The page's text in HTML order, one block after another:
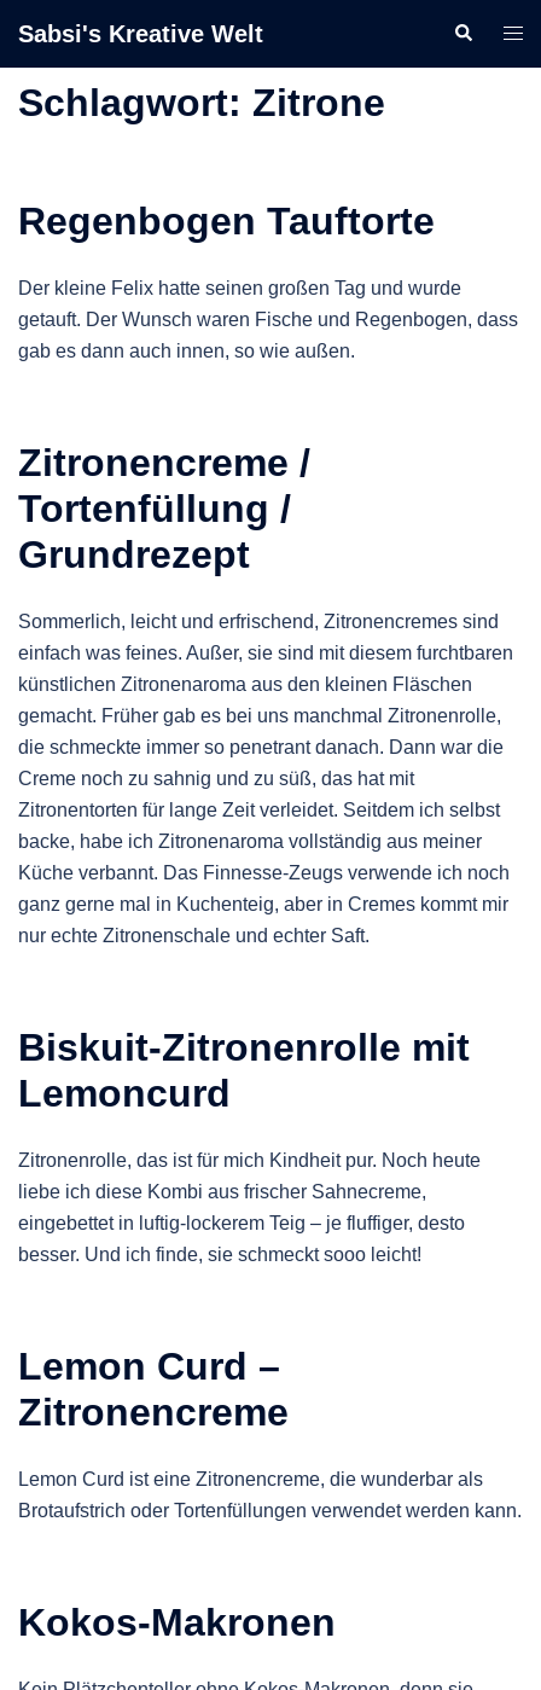
Inhalt
Sabsi's Kreative Welt Suche
Schlagwort: Zitrone
Regenbogen Tauftorte
Der kleine Felix hatte seinen großen Tag und wurde
getauft. Der Wunsch waren Fische und Regenbogen, dass
gab es dann auch innen, so wie außen.
Zitronencreme /
Tortenfüllung /
Grundrezept
Sommerlich, leicht und erfrischend, Zitronencremes sind
einfach was feines. Außer, sie sind mit diesem furchtbaren
künstlichen Zitronenaroma aus den kleinen Fläschen
gemacht. Früher gab es bei uns manchmal Zitronenrolle,
die schmeckte immer so penetrant danach. Dann war die
Creme noch zu sahnig und zu süß, das hat mit
Zitronentorten für lange Zeit verleidet. Seitdem ich selbst
backe, habe ich Zitronenaroma vollständig aus meiner
Küche verbannt. Das Finnesse-Zeugs verwende ich noch
ganz gerne mal in Kuchenteig, aber in Cremes kommt mir
nur echte Zitronenschale und echter Saft.
Biskuit-Zitronenrolle mit
Lemoncurd
Zitronenrolle, das ist für mich Kindheit pur. Noch heute
liebe ich diese Kombi aus frischer Sahnecreme,
eingebettet in luftig-lockerem Teig – je fluffiger, desto
besser. Und ich finde, sie schmeckt sooo leicht!
Lemon Curd –
Zitronencreme
Lemon Curd ist eine Zitronencreme, die wunderbar als
Brotaufstrich oder Tortenfüllungen verwendet werden kann.
Kokos-Makronen